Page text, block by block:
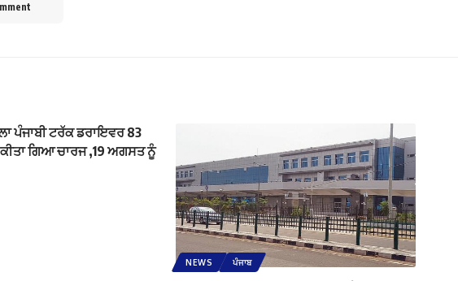
ਪੰਜਾਬੀ ਟਰੱਕ ਡਰਾਇਵਰ 83
ਗਿਆ ਚਾਰਜ ,19 ਅਗਸਤ ਨੂੰ
NEWS ਪੰਜਾਬ